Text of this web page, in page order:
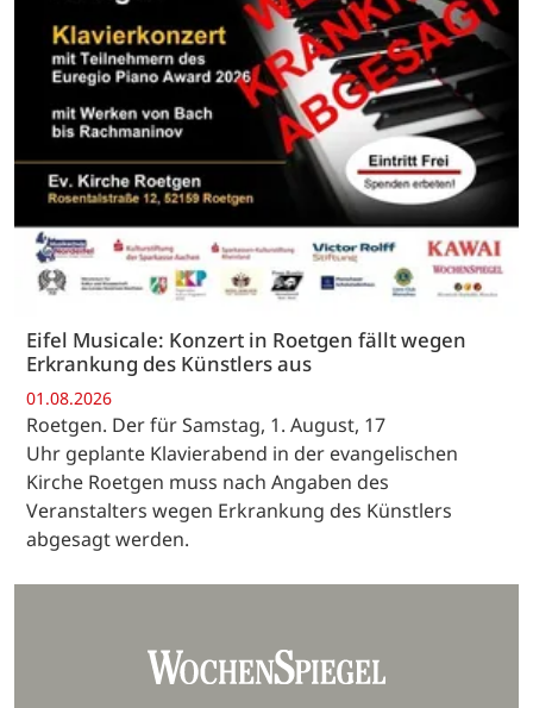
Eifel Musicale: Konzert in Roetgen fällt wegen
Erkrankung des Künstlers aus
01.08.2026
Roetgen. Der für Samstag, 1. August, 17
Uhr geplante Klavierabend in der evangelischen
Kirche Roetgen muss nach Angaben des
Veranstalters wegen Erkrankung des Künstlers
abgesagt werden.